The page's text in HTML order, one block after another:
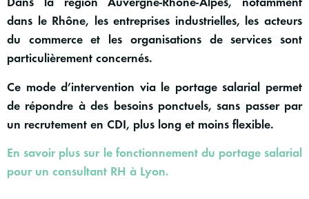
Dans la région Auvergne-Rhône-Alpes, notamment
dans le Rhône, les entreprises industrielles, les acteurs
du commerce et les organisations de services sont
particulièrement concernés.
Ce mode d’intervention via le portage salarial
permet
de répondre à des besoins ponctuels, sans passer par
un recrutement en CDI, plus long et moins flexible.
En savoir plus sur le fonctionnement du portage salarial
pour un consultant RH à Lyon.